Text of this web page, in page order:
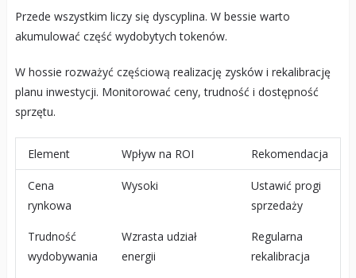
Przede wszystkim liczy się dyscyplina. W bessie warto
akumulować część wydobytych tokenów.
W hossie rozważyć częściową realizację zysków i rekalibrację
planu inwestycji. Monitorować ceny, trudność i dostępność
sprzętu.
Element Wpływ na ROI Rekomendacja
Cena
rynkowa
Wysoki
Ustawić progi
sprzedaży
Trudność
wydobywania
Wzrasta udział
energii
Regularna
rekalibracja